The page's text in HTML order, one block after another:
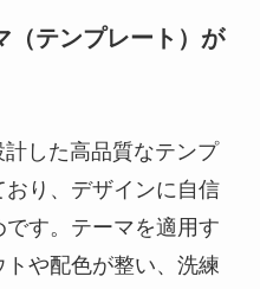
（テンプレート）が
した高品質なテンプ
り、デザインに自信
す。テーマを適用す
や配色が整い、洗練